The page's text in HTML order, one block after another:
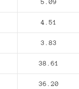
5.09
4.51
3.83
38.61
36.20